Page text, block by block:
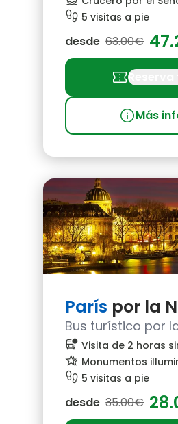
footprint 5 visitas a pie
desde 63.00€
confirmation_number
infoMás
París por la
Bus turístico por
bus_alert Visita de 2 horas
hotel_class Monumentos
footprint 5 visitas a pie
desde 35.00€